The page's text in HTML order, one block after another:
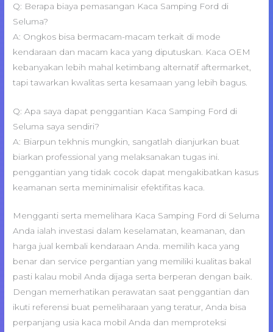
Q: Berapa biaya pemasangan Kaca Samping Ford di
Seluma?
A: Ongkos bisa bermacam-macam terkait di mode
kendaraan dan macam kaca yang diputuskan. Kaca OEM
kebanyakan lebih mahal ketimbang alternatif aftermarket,
tapi tawarkan kwalitas serta kesamaan yang lebih bagus.
Q: Apa saya dapat penggantian Kaca Samping Ford di
Seluma saya sendiri?
A: Biarpun tekhnis mungkin, sangatlah dianjurkan buat
biarkan professional yang melaksanakan tugas ini.
penggantian yang tidak cocok dapat mengakibatkan kasus
keamanan serta meminimalisir efektifitas kaca.
Mengganti serta memelihara Kaca Samping Ford di Seluma
Anda ialah investasi dalam keselamatan, keamanan, dan
harga jual kembali kendaraan Anda. memilih kaca yang
benar dan service pergantian yang memiliki kualitas bakal
pasti kalau mobil Anda dijaga serta berperan dengan baik.
Dengan memerhatikan perawatan saat penggantian dan
ikuti referensi buat pemeliharaan yang teratur, Anda bisa
perpanjang usia kaca mobil Anda dan memproteksi